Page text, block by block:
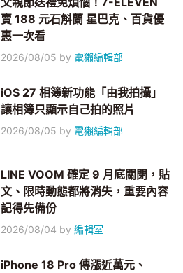
賣 188 元石斛蘭 星巴克、百貨優
惠一次看
2026/08/05 by 電獺編輯部
iOS 27 相簿新功能「由我拍攝」
讓相簿只顯示自己拍的照片
2026/08/05 by 電獺編輯部
LINE VOOM 確定 9 月底關閉，貼
文、限時動態都將消失，重要內容
記得先備份
2026/08/04 by編輯室
iPhone 18 Pro 傳漲近萬元、